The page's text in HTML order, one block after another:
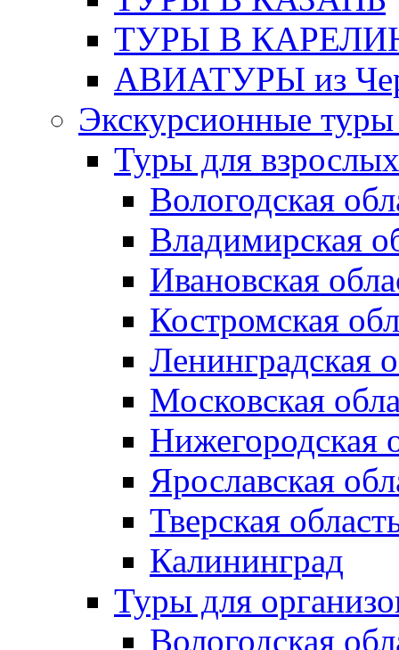
ТУРЫ В
АВИАТУРЫ из
Экскурсионные
Туры для взрослых
Вологодская
Владимирская
Ивановская
Костромская
Ленинградская
Московская
Нижегородская
Ярославская
Тверская
Калининград
Туры для
Вологодская